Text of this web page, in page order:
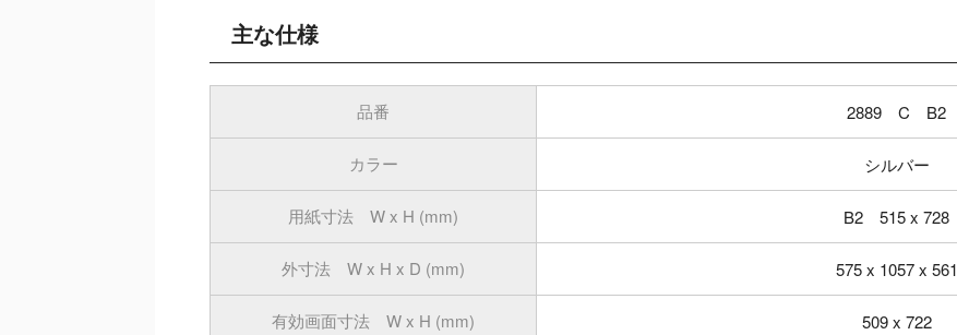
主な仕様
品番 2889 C B2
カラー シルバー
用紙寸法 W x H (mm) B2 515 x 728
外寸法 W x H x D (mm) 575 x 1057 x 561
有効画面寸法 W x H (mm) 509 x 722